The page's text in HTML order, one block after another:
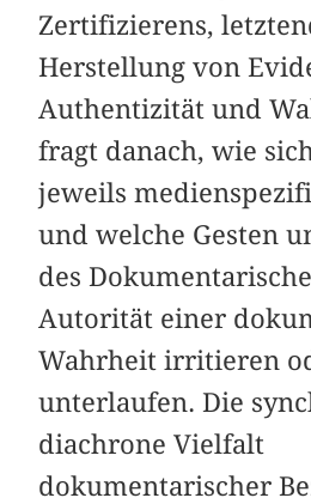
Zertifizierens,
Herstellung von
Authentizität und
fragt danach, wie
jeweils
und welche Gesten
des
Autorität einer
Wahrheit irritieren
unterlaufen. Die
diachrone Vielfalt
dokumentarischer